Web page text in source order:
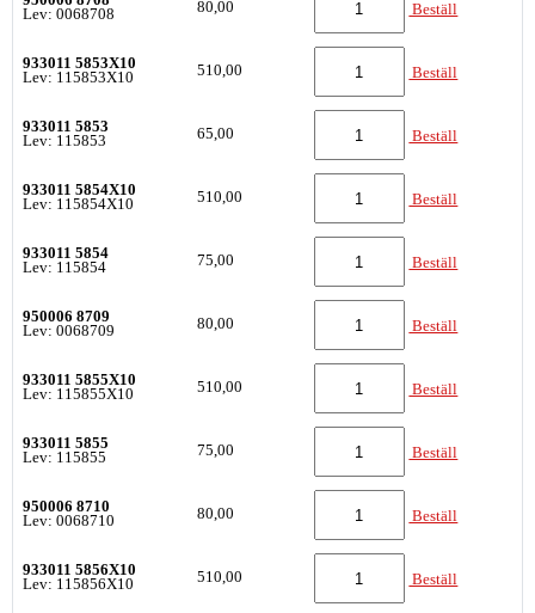
Lev: 0068708
80,00 Beställ
933011 5853X10
Lev: 115853X10
510,00 Beställ
933011 5853
Lev: 115853
65,00 Beställ
933011 5854X10
Lev: 115854X10
510,00 Beställ
933011 5854
Lev: 115854
75,00 Beställ
950006 8709
Lev: 0068709
80,00 Beställ
933011 5855X10
Lev: 115855X10
510,00 Beställ
933011 5855
Lev: 115855
75,00 Beställ
950006 8710
Lev: 0068710
80,00 Beställ
933011 5856X10
Lev: 115856X10
510,00 Beställ